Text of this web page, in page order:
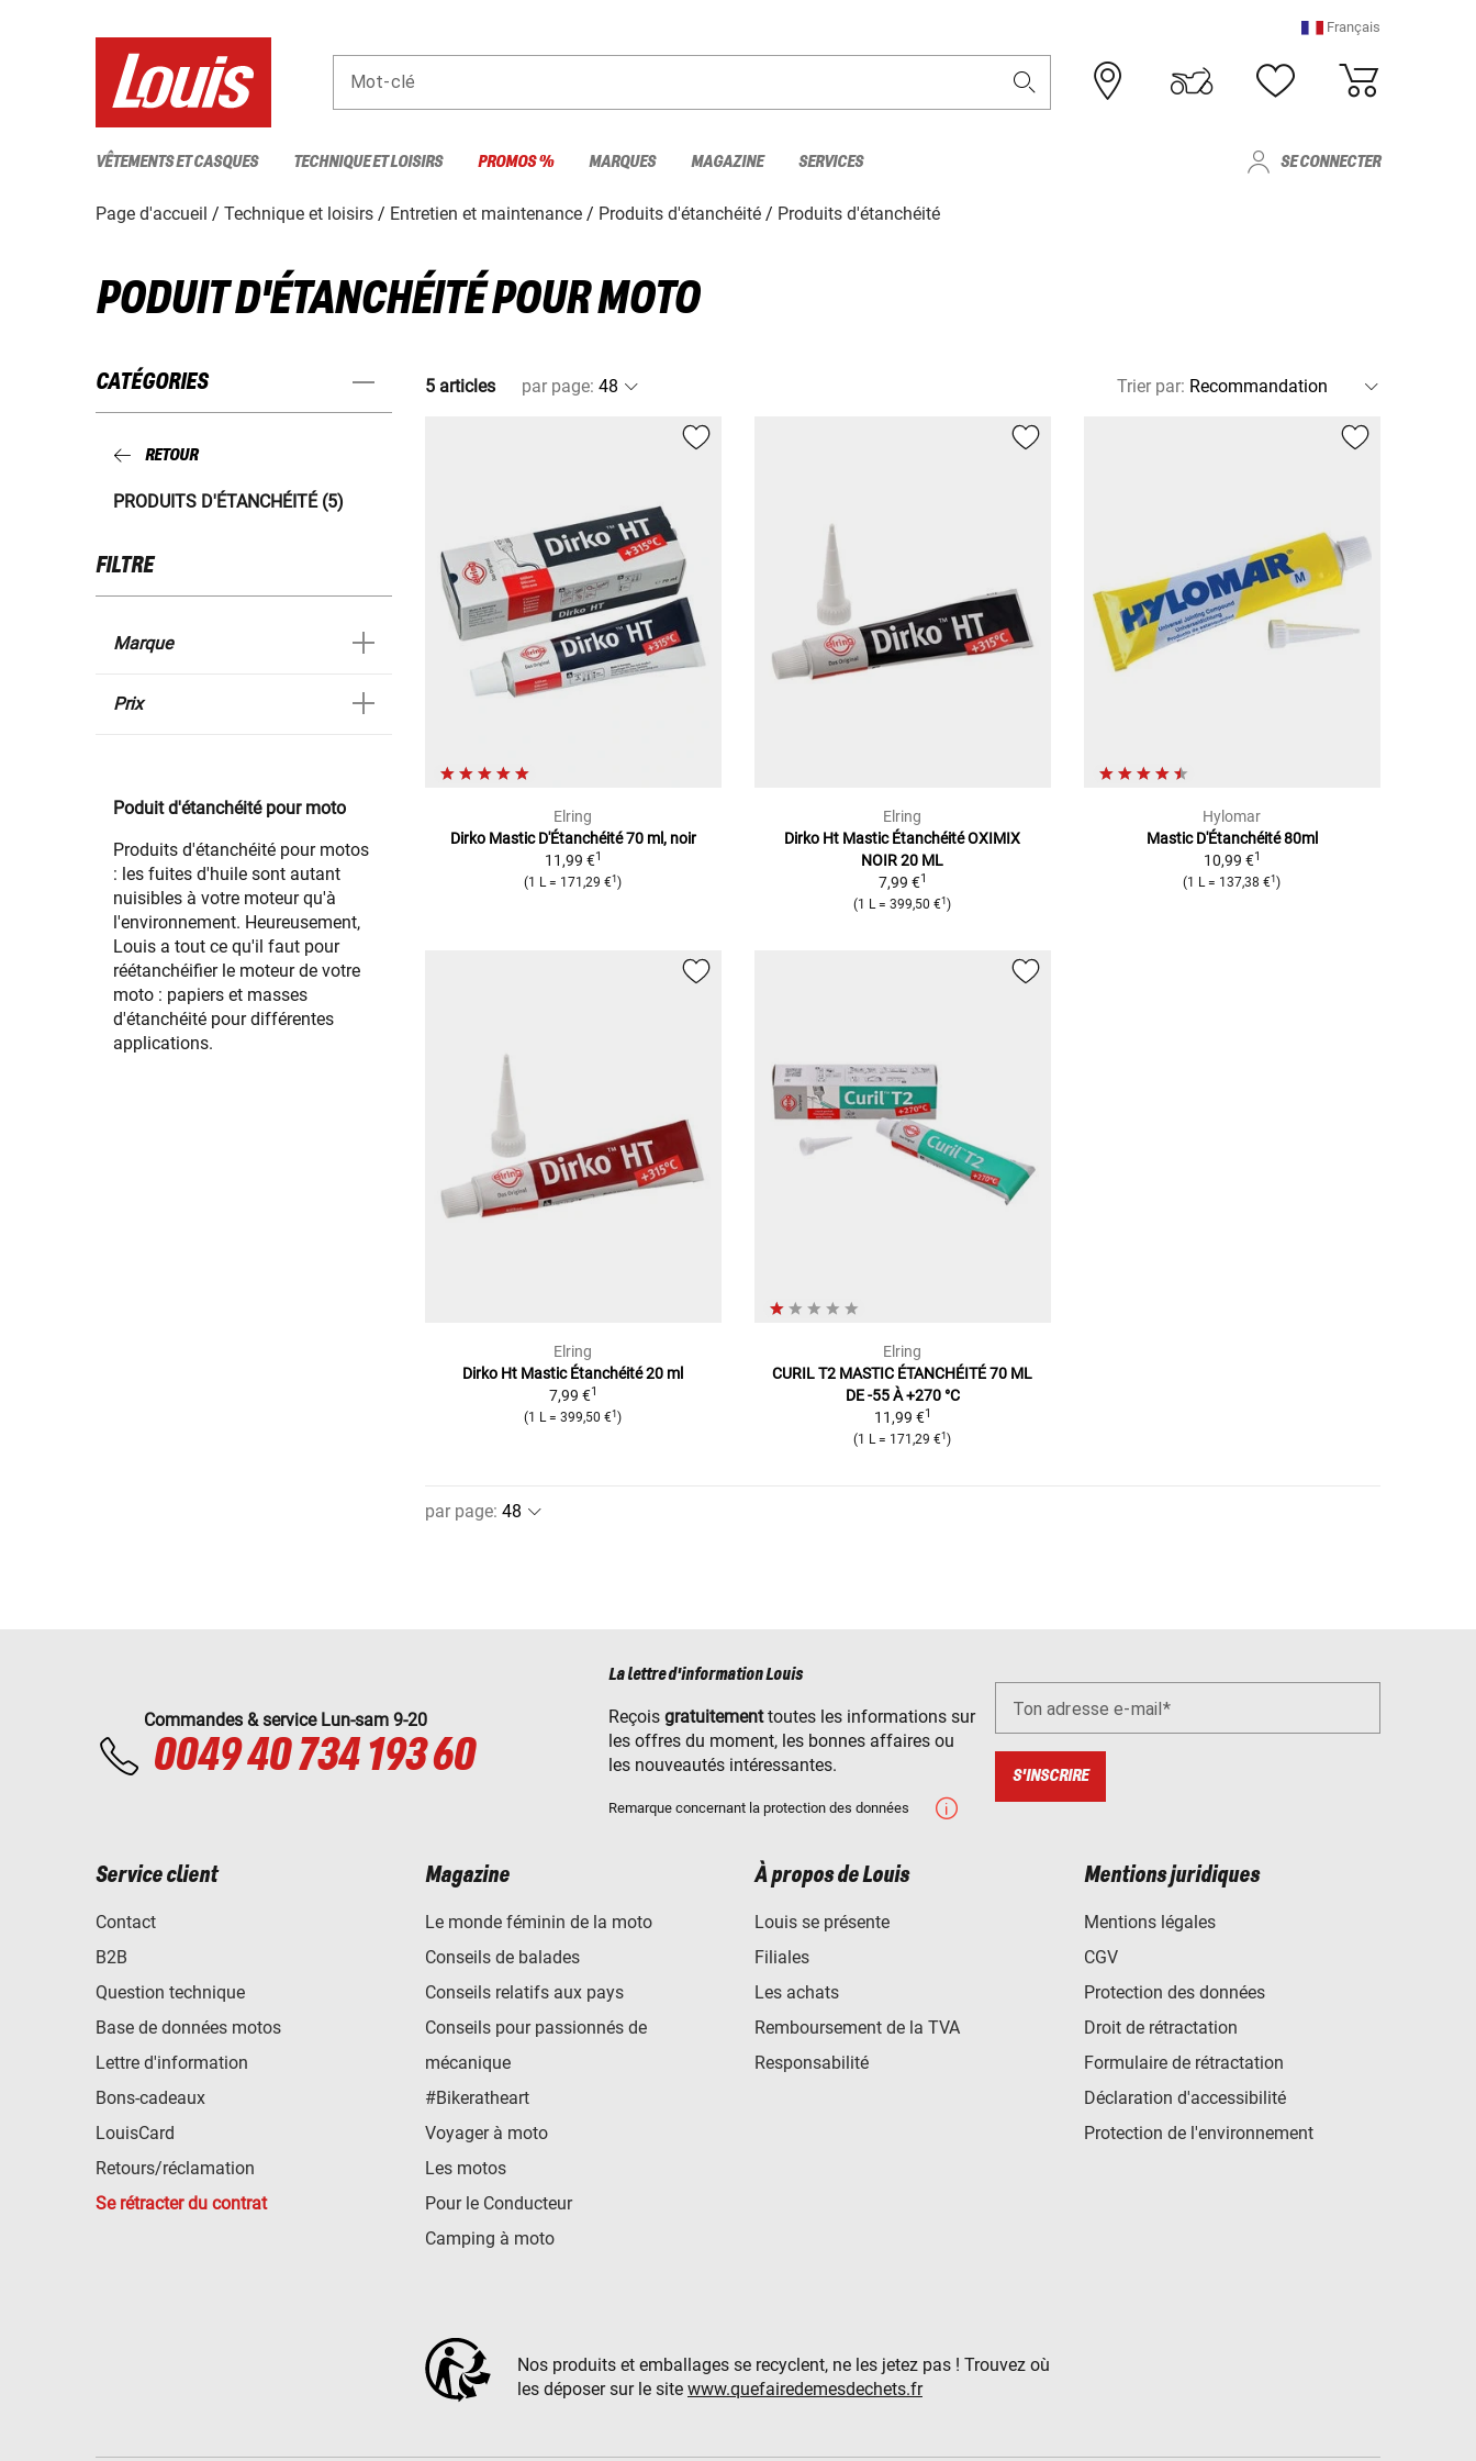
Français
Mot-clé
VÊTEMENTS ET CASQUES TECHNIQUE ET LOISIRS PROMOS % MARQUES MAGAZINE SERVICES SE CONNECTER
Page d'accueil Technique et loisirs Entretien et maintenance Produits d'étanchéité Produits d'étanchéité
PODUIT D'ÉTANCHÉITÉ POUR MOTO
CATÉGORIES
RETOUR
PRODUITS D'ÉTANCHÉITÉ (5)
FILTRE
Marque
Prix
Poduit d'étanchéité pour moto
Produits d'étanchéité pour motos
: les fuites d'huile sont autant
nuisibles à votre moteur qu'à
l'environnement. Heureusement,
Louis a tout ce qu'il faut pour
réétanchéifier le moteur de votre
moto : papiers et masses
d'étanchéité pour différentes
applications.
5 articles par page: Trier par:
Elring
Dirko Mastic D'Étanchéité 70 ml, noir
11,99 €1
(1 L = 171,29 €1)
Elring
Dirko Ht Mastic Étanchéité OXIMIX
NOIR 20 ML
7,99 €1
(1 L = 399,50 €1)
Hylomar
Mastic D'Étanchéité 80ml
10,99 €1
(1 L = 137,38 €1)
Elring
Dirko Ht Mastic Étanchéité 20 ml
7,99 €1
(1 L = 399,50 €1)
Elring
CURIL T2 MASTIC ÉTANCHÉITÉ 70 ML
DE -55 À +270 °C
11,99 €1
(1 L = 171,29 €1)
par page:
Commandes & service Lun-sam 9-20
0049 40 734 193 60
La lettre d'information Louis
Reçois gratuitementtoutes les informations sur
les offres du moment, les bonnes affaires ou
les nouveautés intéressantes.
Remarque concernant la protection des données
Ton adresse e-mail
S'INSCRIRE
Service client
Contact
B2B
Question technique
Base de données motos
Lettre d'information
Bons-cadeaux
LouisCard
Retours/réclamation
Se rétracter du contrat
Magazine
Le monde féminin de la moto
Conseils de balades
Conseils relatifs aux pays
Conseils pour passionnés de
mécanique
#Bikeratheart
Voyager à moto
Les motos
Pour le Conducteur
Camping à moto
À propos de Louis
Louis se présente
Filiales
Les achats
Remboursement de la TVA
Responsabilité
Mentions juridiques
Mentions légales
CGV
Protection des données
Droit de rétractation
Formulaire de rétractation
Déclaration d'accessibilité
Protection de l'environnement
Nos produits et emballages se recyclent, ne les jetez pas ! Trouvez où
les déposer sur le site www.quefairedemesdechets.fr